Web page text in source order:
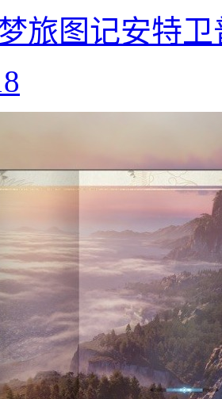
旅图记安特